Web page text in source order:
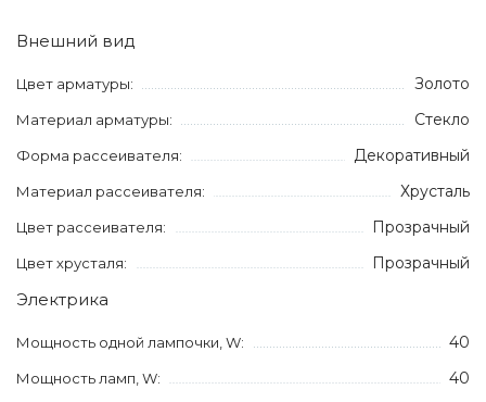
Внешний вид
Цвет арматуры: Золото
Материал арматуры: Стекло
Форма рассеивателя: Декоративный
Материал рассеивателя: Хрусталь
Цвет рассеивателя: Прозрачный
Цвет хрусталя: Прозрачный
Электрика
Мощность одной лампочки, W: 40
Мощность ламп, W: 40